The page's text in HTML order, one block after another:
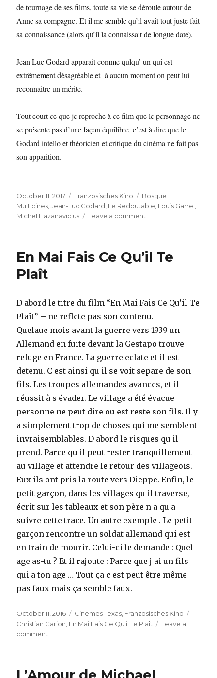
de tournage de ses films, toute sa vie se déroule autour de
Anne sa compagne. Et il me semble qu’il avait tout juste fait
sa connaissance (alors qu’il la connaissait de longue date).
Jean Luc Godard apparait comme qulqu’ un qui est
extrêmement désagréable et à aucun moment on peut lui
reconnaitre un mérite.
Tout court ce que je reproche à ce film que le personnage ne
se présente pas d’une façon équilibre, c’est à dire que le
Godard intello et théoricien et critique du cinéma ne fait pas
son apparition.
Posted
on
October 11, 2017 Categories
Französisches Kino Tags
Bosque
Multicines ,Jean-Luc Godard Le Redoutable Louis Garrel
Michel Hazanavicius
Leave a comment
Le
En Mai Fais Ce Qu’il Te
Plaît
D abord le titre du film “En Mai Fais Ce Qu’il Te
Plaît” – ne reflete pas son contenu.
Quelaue mois avant la guerre vers 1939 un
Allemand en fuite devant la Gestapo trouve
refuge en France. La guerre eclate et il est
detenu. C est ainsi qu il se voit separe de son
fils. Les troupes allemandes avances, et il
réussit à s évader. Le village a été évacue –
personne ne peut dire ou est reste son fils. Il y
a simplement trop de choses qui me semblent
invraisemblables. D abord le risques qu il
prend. Parce qu il peut rester tranquillement
au village et attendre le retour des villageois.
Eux ils ont pris la route vers Dieppe. Enfin, le
petit garçon, dans les villages qu il traverse,
écrit sur les tableaux et son père n a qu a
suivre cette trace. Un autre exemple . Le petit
garçon rencontre un soldat allemand qui est
en train de mourir. Celui-ci le demande : Quel
age as-tu ? Et il rajoute : Parce que j ai un fils
qui a ton age … Tout ça c est peut être même
pas faux mais ça semble faux.
Posted
on
October 11, 2016 Categories
Cinemes Texas Französisches Kino
Christian Carion En Mai Fais Ce Qu'il Te Plaît
Leave a
comment
Ce
L’Amour de Michael